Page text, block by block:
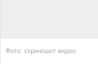
Фото: скриношот видео